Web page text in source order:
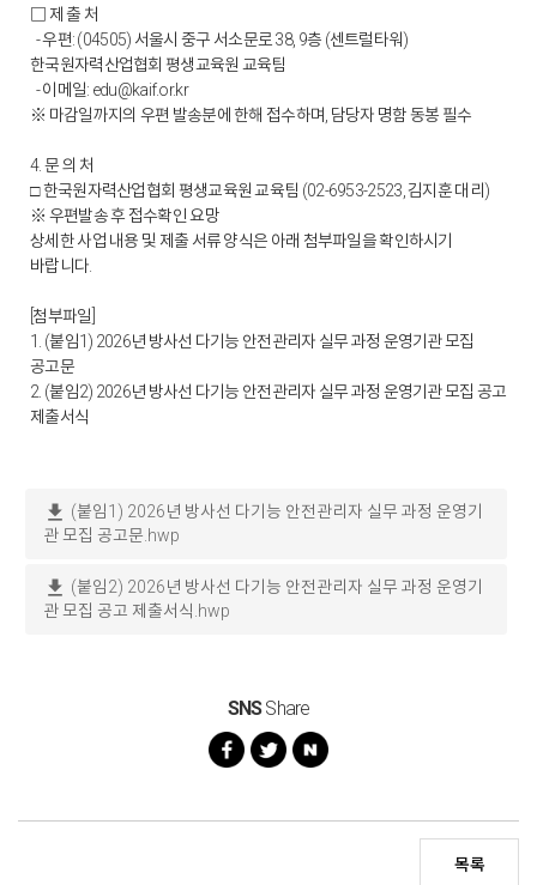
□ 제 출 처
- 우편: (04505) 서울시 중구 서소문로 38, 9층 (센트럴타워)
한국원자력산업협회 평생교육원 교육팀
- 이메일: edu@kaif.or.kr
※ 마감일까지의 우편 발송분에 한해 접수하며, 담당자 명함 동봉 필수
4. 문 의 처
□한국원자력산업협회 평생교육원 교육팀 (02-6953-2523, 김지훈 대리)
※ 우편발송 후 접수확인 요망
상세한 사업 내용 및 제출 서류 양식은 아래 첨부파일을 확인하시기
바랍니다.
[첨부파일]
1. (붙임1) 2026년 방사선 다기능 안전관리자 실무 과정 운영기관 모집
공고문
2. (붙임2) 2026년 방사선 다기능 안전관리자 실무 과정 운영기관 모집 공고
제출서식
download (붙임1) 2026년 방사선 다기능 안전관리자 실무 과정 운영기
관 모집 공고문.hwp
download (붙임2) 2026년 방사선 다기능 안전관리자 실무 과정 운영기
관 모집 공고 제출서식.hwp
SNSShare
목록